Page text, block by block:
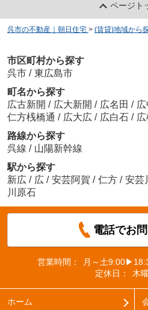
ページト
呉市の不動産｜朝日住宅 > (賃貸)地域から
市区町村から探す
呉市 / 東広島市
町名から探す
広古新開 / 広大新開 / 広名田 /
仁方桟橋通 / 広大広 / 広白石 /
路線から探す
呉線 / 山陽新幹線
駅から探す
新広 / 広 / 安芸阿賀 / 仁方 / 安芸
川原石
電話でお
営業時間：
月～土
定休日：
木
ホーム